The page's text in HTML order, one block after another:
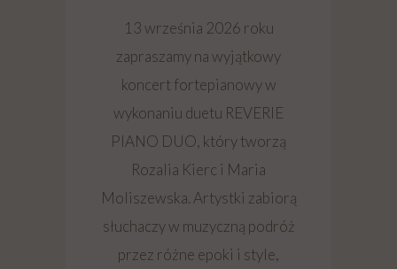
13 września 2026 roku
zapraszamy na wyjątkowy
koncert fortepianowy w
wykonaniu duetu REVERIE
PIANO DUO, który tworzą
Rozalia Kierc i Maria
Moliszewska. Artystki zabiorą
słuchaczy w muzyczną podróż
przez różne epoki i style,